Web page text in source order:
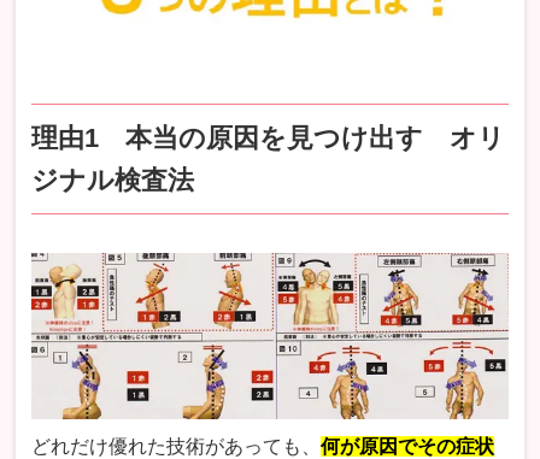
理由1 本当の原因を見つけ出す オリ
ジナル検査法
どれだけ優れた技術があっても、何が原因でその症状